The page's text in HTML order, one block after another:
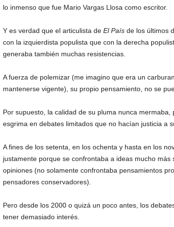
lo inmenso que fue Mario Vargas Llosa como escritor.
Y es verdad que el articulista de El País de los últimos
con la izquierdista populista que con la derecha
generaba también muchas resistencias.
A fuerza de polemizar (me imagino que era un
mantenerse vigente), su propio pensamiento, no se
Por supuesto, la calidad de su pluma nunca
esgrima en debates limitados que no hacían justicia a
A fines de los setenta, en los ochenta y hasta en los
justamente porque se confrontaba a ideas mucho
opiniones (no solamente confrontaba pensamientos
pensadores conservadores).
Pero desde los 2000 o quizá un poco antes, los
tener demasiado interés.